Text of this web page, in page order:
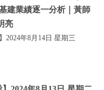
建業績逐一分析｜黃師
亮
2024年8月14日 星期三